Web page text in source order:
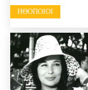
HΘΟΠΟΙΟΊ